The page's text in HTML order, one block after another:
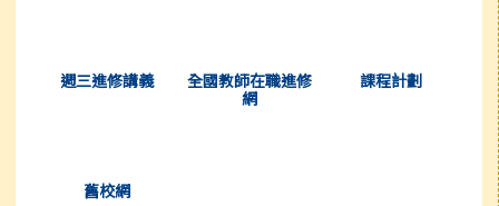
週三進修講義
全國教師在職進修
網
課程計劃
舊校網